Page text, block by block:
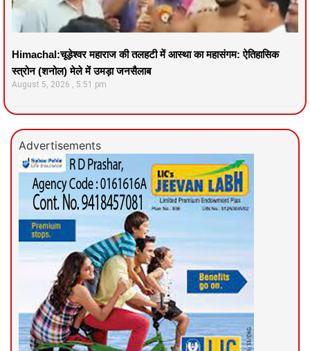
Himachal:चूड़ेश्वर महाराज की तलहटी में आस्था का महासंगम: ऐतिहासिक
स्त्रोन (शनोल) मेले में उमड़ा जनसैलाब
August 5, 2026 5:51 pm
Advertisements